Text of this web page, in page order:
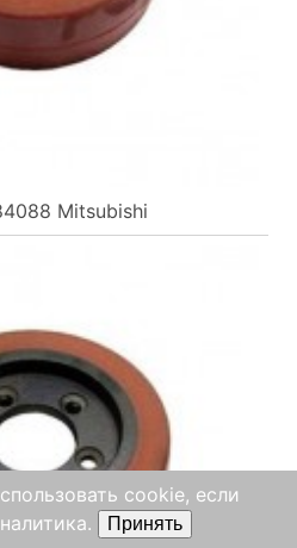
Mitsubishi
cookie, если
Принять